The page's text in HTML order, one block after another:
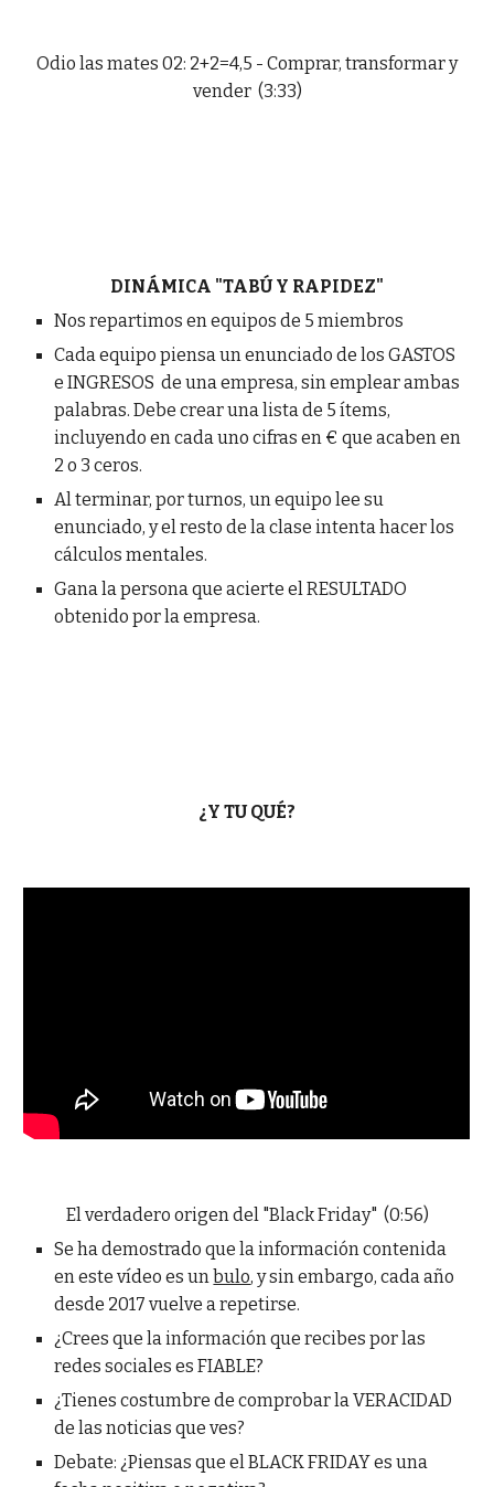
Odio las mates 02: 2+2=4,5 - Comprar, transformar y
vender (3:33)
DINÁMICA "TABÚ Y RAPIDEZ"
Nos repartimos en equipos de 5 miembros
Cada equipo piensa un enunciado de los GASTOS
e INGRESOS de una empresa, sin emplear ambas
palabras. Debe crear una lista de 5 ítems,
incluyendo en cada uno cifras en € que acaben en
2 o 3 ceros.
Al terminar, por turnos, un equipo lee su
enunciado, y el resto de la clase intenta hacer los
cálculos mentales.
Gana la persona que acierte el RESULTADO
obtenido por la empresa.
¿Y TU QUÉ?
El verdadero origen del "Black Friday" (0:56)
Se ha demostrado que la información contenida
en este vídeo es unbulo, y sin embargo, cada año
desde 2017 vuelve a repetirse.
¿Crees que la información que recibes por las
redes sociales es FIABLE?
¿Tienes costumbre de comprobar la VERACIDAD
de las noticias que ves?
Debate: ¿Piensas que el BLACK FRIDAY es una